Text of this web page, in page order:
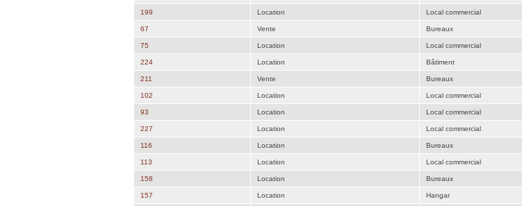
199 Location Local commercial
67 Vente Bureaux
75 Location Local commercial
224 Location Bâtiment
211 Vente Bureaux
102 Location Local commercial
93 Location Local commercial
227 Location Local commercial
116 Location Bureaux
113 Location Local commercial
158 Location Bureaux
157 Location Hangar